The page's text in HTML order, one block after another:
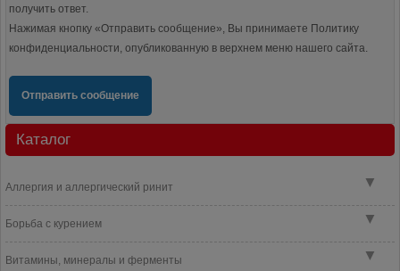
получить ответ.
Нажимая кнопку «Отправить сообщение», Вы принимаете Политику
конфиденциальности, опубликованную в верхнем меню нашего сайта.
Отправить сообщение
Каталог
▼
Аллергия и аллергический ринит
▼
Борьба с курением
▼
Витамины, минералы и ферменты